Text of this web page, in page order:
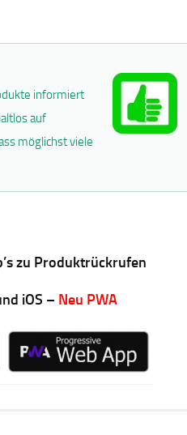
informiert
auf
möglichst viele
zu Produktrückrufen
iOS – Neu PWA